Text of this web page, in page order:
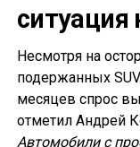
ситуация
Несмотря на
подержанных
месяцев спрос
отметил Андрей
Автомобили с